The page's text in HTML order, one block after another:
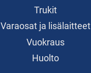
Trukit
Varaosat ja lisälaitteet
Vuokraus
Huolto